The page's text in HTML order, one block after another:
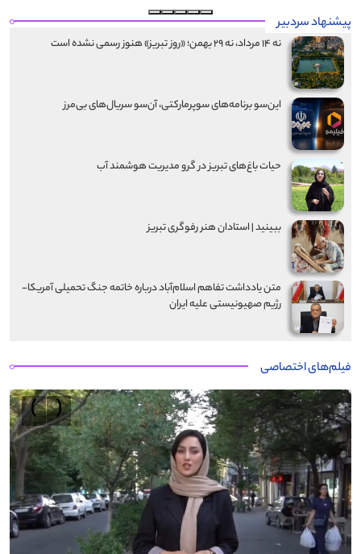
پیشنهاد سردبیر
نه ۱۴ مرداد، نه ۲۹ بهمن؛ «روز تبریز» هنوز رسمی نشده است
این‌سو برنامه‌های سوپرمارکتی، آن‌سو سریال‌های بی‌مرز
حیات باغ‌های تبریز در گرو مدیریت هوشمند آب
ببینید | استادان هنر رفوگری تبریز
متن یادداشت تفاهم اسلام‌آباد درباره خاتمه جنگ تحمیلی آمریکا-
رژیم صهیونیستی علیه ایران
فیلم‌های اختصاصی
‹
›